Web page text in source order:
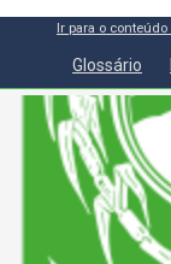
Ir para o conteúdo
Glossário